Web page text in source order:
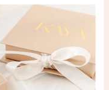
klantenservice@kayasierade
Sieraden